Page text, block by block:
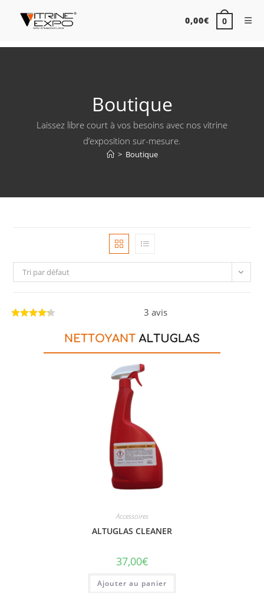
0,00€ 0
Boutique
Laissez libre court à vos besoins avec nos vitrine
d’exposition sur-mesure.
> Boutique
Tri par défaut
3 avis
Accessoires
ALTUGLAS CLEANER
37,00€
Ajouter au panier